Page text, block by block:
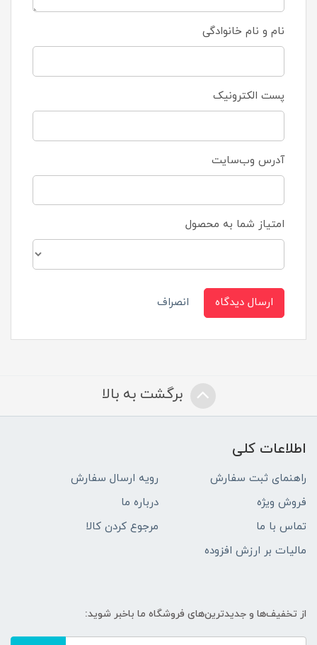
نام و نام خانوادگی
پست الکترونیک
آدرس وب‌سایت
امتیاز شما به محصول
ارسال دیدگاه انصراف
برگشت به بالا
اطلاعات کلی
راهنمای ثبت سفارش
رویه ارسال سفارش
فروش ویژه
درباره ما
تماس با ما
مرجوع کردن کالا
مالیات بر ارزش افزوده
از تخفیف‌ها و جدیدترین‌های فروشگاه ما باخبر شوید: